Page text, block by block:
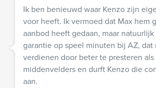
Ik ben benieuwd waar Kenzo zijn
voor heeft. Ik vermoed dat Max hem
aanbod heeft gedaan, maar
garantie op speel minuten bij AZ, dat
verdienen door beter te presteren
middenvelders en durft Kenzo die
aan.